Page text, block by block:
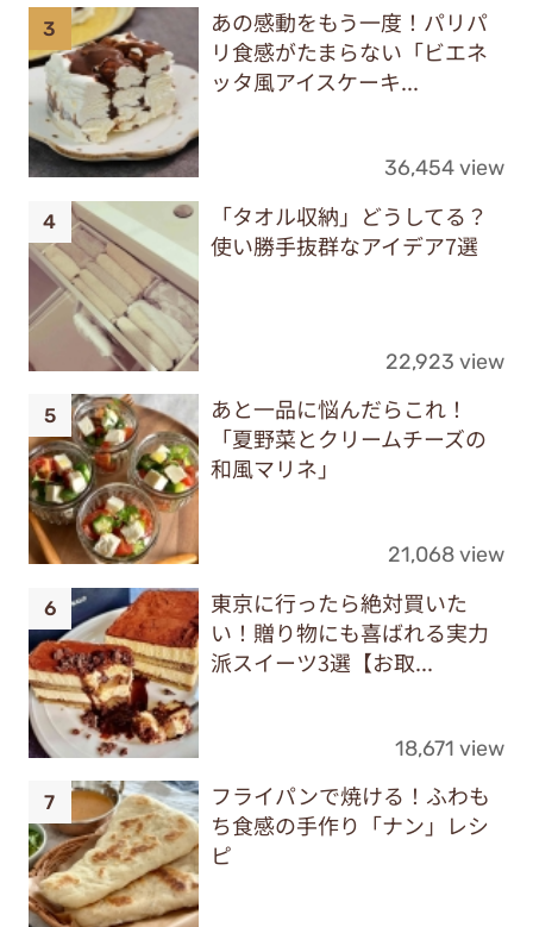
あの感動をもう一度！パリパ
リ食感がたまらない「ビエネ
ッタ風アイスケーキ...
36,454 view
「タオル収納」どうしてる？
使い勝手抜群なアイデア7選
22,923 view
あと一品に悩んだらこれ！
「夏野菜とクリームチーズの
和風マリネ」
21,068 view
東京に行ったら絶対買いた
い！贈り物にも喜ばれる実力
派スイーツ3選【お取...
18,671 view
フライパンで焼ける！ふわも
ち食感の手作り「ナン」レシ
ピ